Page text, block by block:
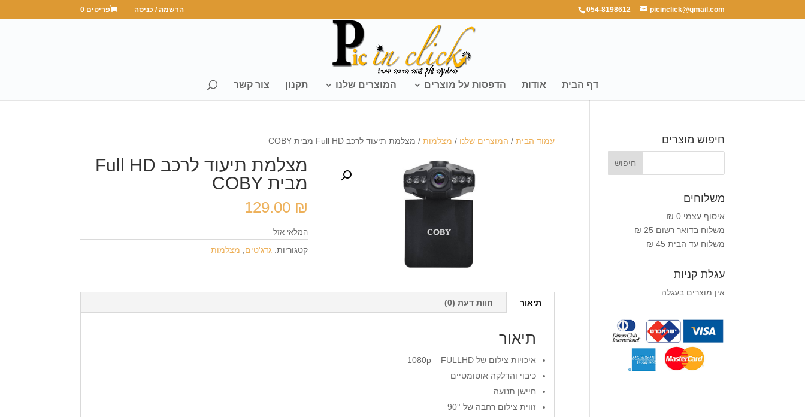
054-8198612 picinclick@gmail.com הרשמה / כניסה פריטים 0
דף הבית אודות הדפסות על מוצרים המוצרים שלנו תקנון צור קשר
עמוד הבית/ המוצרים שלנו / מצלמות/ מצלמת תיעוד לרכב Full HD מבית COBY
מצלמת תיעוד לרכב Full HD
מבית COBY
129.00 ₪
המלאי אזל
קטגוריות: גדג'טים מצלמות
תיאור חוות דעת (0)
תיאור
איכויות צילום של 1080p – FULLHD
כיבוי והדלקה אוטומטיים
חיישן תנועה
זווית צילום רחבה של 90°
חיפוש מוצרים
משלוחים
איסוף עצמי 0 ₪
משלוח בדואר רשום 25 ₪
משלוח עד הבית 45 ₪
עגלת קניות
אין מוצרים בעגלה.